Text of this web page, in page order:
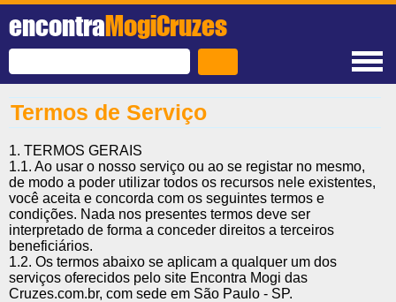
encontraMogiCruzes
Termos de Serviço
1. TERMOS GERAIS
1.1. Ao usar o nosso serviço ou ao se registar no mesmo,
de modo a poder utilizar todos os recursos nele existentes,
você aceita e concorda com os seguintes termos e
condições. Nada nos presentes termos deve ser
interpretado de forma a conceder direitos a terceiros
beneficiários.
1.2. Os termos abaixo se aplicam a qualquer um dos
serviços oferecidos pelo site Encontra Mogi das
Cruzes.com.br, com sede em São Paulo - SP.